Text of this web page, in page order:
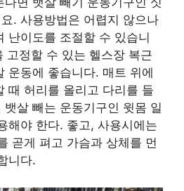
. 사용방법은 어렵지 않으나
난이도를 조절할 수 있습니
고정할 수 있는 헬스장 복근
운동에 좋습니다. 매트 위에
때 허리를 올리고 다리를 들
살 빼는 운동기구인 윗몸 일
해야 한다. 좋고, 사용시에는
곧게 펴고 가슴과 상체를 먼
니다.